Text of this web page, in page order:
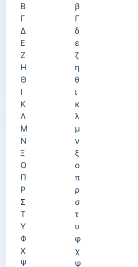
Β
β
Γ
Γ
Δ
δ
Ε
ε
Ζ
ζ
Η
η
Θ
θ
Ι
ι
Κ
κ
Λ
λ
Μ
μ
Ν
ν
Ξ
ξ
Ο
ο
Π
π
Ρ
ρ
Σ
σ
Τ
τ
Υ
υ
Φ
φ
Χ
χ
Ψ
ψ